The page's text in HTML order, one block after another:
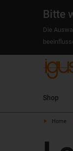
Bitte
Die
Shop
Home